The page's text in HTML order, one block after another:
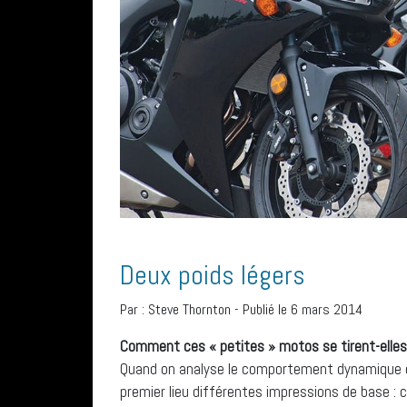
Deux poids légers
Par : Steve Thornton - Publié le 6 mars 2014
Comment ces « petites » motos se tirent-elles
Quand on analyse le comportement
premier lieu différentes impressions de base :